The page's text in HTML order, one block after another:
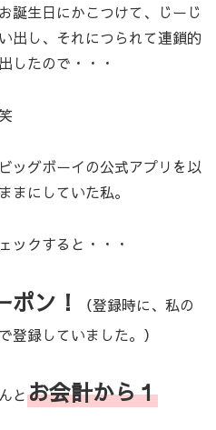
誕生日にかこつけて、じーじ
出し、それにつられて連鎖的
したので・・・
ッグボーイの公式アプリを以
まにしていた私。
ックすると・・・
ポン！
（登録時に、私の
登録していました。）
とお会計から１